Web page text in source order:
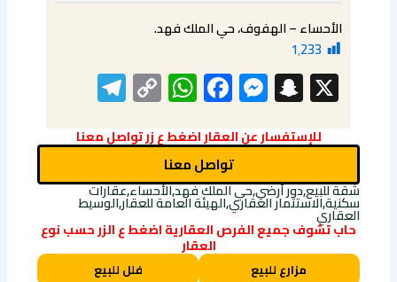
الأحساء – الهفوف، حي الملك فهد.
1٬233
X
Snapchat
Messenger
Facebook
WhatsApp
Copy
Link
للإستفسار عن العقار اضغط ع زر تواصل معنا
تواصل معنا
شقة للبيع,دور أرضي,حي الملك فهد,الأحساء,عقارات
سكنية,الاستثمار العقاري,الهيئة العامة للعقار,الوسيط
العقاري
حاب تشوف جميع الفرص العقارية اضغط ع الزر حسب نوع
العقار
مزارع للبيع فلل للبيع